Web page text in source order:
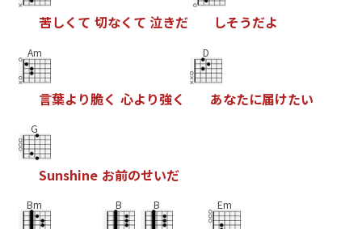
苦しく て 切なく て 泣きだ しそうだよ
Am
言葉よ り脆く 心よ り強く
D
あなたに届けたい
G
Sunshine お前のせいだ
Bm B B Em